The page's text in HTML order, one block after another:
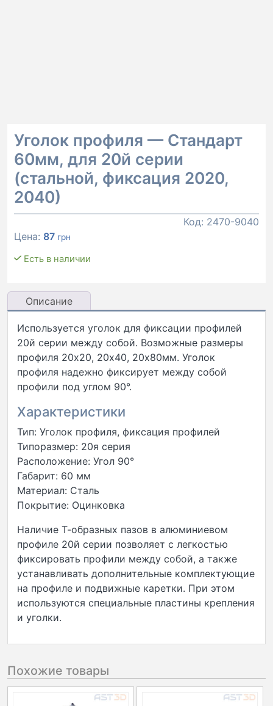
Уголок профиля — Стандарт
60мм, для 20й серии
(стальной, фиксация 2020,
2040)
Код: 2470-9040
Цена: 87 грн
Есть в наличии
Описание
Используется уголок для фиксации профилей
20й серии между собой. Возможные размеры
профиля 20х20, 20х40, 20х80мм. Уголок
профиля надежно фиксирует между собой
профили под углом 90°.
Характеристики
Тип: Уголок профиля, фиксация профилей
Типоразмер: 20я серия
Расположение: Угол 90°
Габарит: 60 мм
Материал: Сталь
Покрытие: Оцинковка
Наличие Т-образных пазов в алюминиевом
профиле 20й серии позволяет с легкостью
фиксировать профили между собой, а также
устанавливать дополнительные комплектующие
на профиле и подвижные каретки. При этом
используются специальные пластины крепления
и уголки.
Похожие товары